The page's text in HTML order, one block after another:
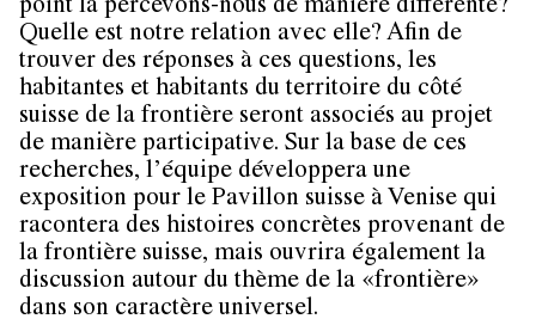
point la percevons-nous de manière différente?
Quelle est notre relation avec elle? Afin de
trouver des réponses à ces questions, les
habitantes et habitants du territoire du côté
suisse de la frontière seront associés au projet
de manière participative. Sur la base de ces
recherches, l’équipe développera une
exposition pour le Pavillon suisse à Venise qui
racontera des histoires concrètes provenant de
la frontière suisse, mais ouvrira également la
discussion autour du thème de la «frontière»
dans son caractère universel.